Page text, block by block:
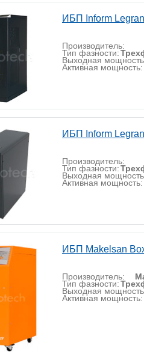
ИБП Inform
Производитель:
Тип фазности:
Выходная
Активная мощность:
ИБП Inform
Производитель:
Тип фазности:
Выходная
Активная мощность:
ИБП Makelsan
Производитель:
Тип фазности:
Выходная
Активная мощность: